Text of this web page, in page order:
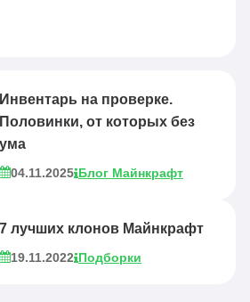
Инвентарь на проверке.
Половинки, от которых без
ума
04.11.2025 Блог Майнкрафт
7 лучших клонов Майнкрафт
19.11.2022 Подборки